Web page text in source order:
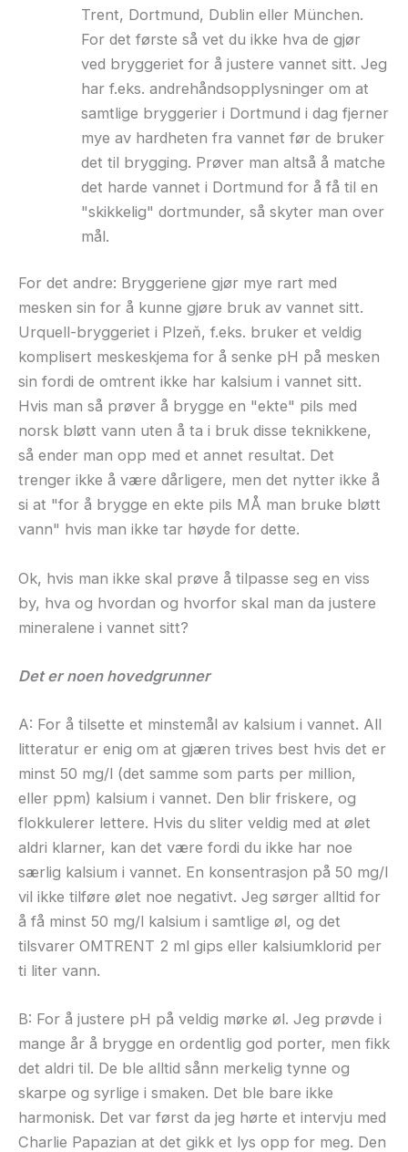
Trent, Dortmund, Dublin eller München.
For det første så vet du ikke hva de gjør
ved bryggeriet for å justere vannet sitt. Jeg
har f.eks. andrehåndsopplysninger om at
samtlige bryggerier i Dortmund i dag fjerner
mye av hardheten fra vannet før de bruker
det til brygging. Prøver man altså å matche
det harde vannet i Dortmund for å få til en
"skikkelig" dortmunder, så skyter man over
mål.
For det andre: Bryggeriene gjør mye rart med
mesken sin for å kunne gjøre bruk av vannet sitt.
Urquell-bryggeriet i Plzeň, f.eks. bruker et veldig
komplisert meskeskjema for å senke pH på mesken
sin fordi de omtrent ikke har kalsium i vannet sitt.
Hvis man så prøver å brygge en "ekte" pils med
norsk bløtt vann uten å ta i bruk disse teknikkene,
så ender man opp med et annet resultat. Det
trenger ikke å være dårligere, men det nytter ikke å
si at "for å brygge en ekte pils MÅ man bruke bløtt
vann" hvis man ikke tar høyde for dette.
Ok, hvis man ikke skal prøve å tilpasse seg en viss
by, hva og hvordan og hvorfor skal man da justere
mineralene i vannet sitt?
Det er noen hovedgrunner
A: For å tilsette et minstemål av kalsium i vannet. All
litteratur er enig om at gjæren trives best hvis det er
minst 50 mg/l (det samme som parts per million,
eller ppm) kalsium i vannet. Den blir friskere, og
flokkulerer lettere. Hvis du sliter veldig med at ølet
aldri klarner, kan det være fordi du ikke har noe
særlig kalsium i vannet. En konsentrasjon på 50 mg/l
vil ikke tilføre ølet noe negativt. Jeg sørger alltid for
å få minst 50 mg/l kalsium i samtlige øl, og det
tilsvarer OMTRENT 2 ml gips eller kalsiumklorid per
ti liter vann.
B: For å justere pH på veldig mørke øl. Jeg prøvde i
mange år å brygge en ordentlig god porter, men fikk
det aldri til. De ble alltid sånn merkelig tynne og
skarpe og syrlige i smaken. Det ble bare ikke
harmonisk. Det var først da jeg hørte et intervju med
Charlie Papazian at det gikk et lys opp for meg. Den